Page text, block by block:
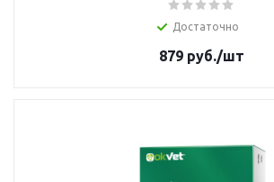
Достаточно
879 руб./шт